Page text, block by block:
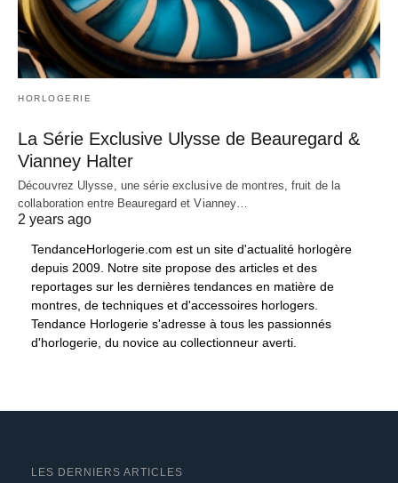
HORLOGERIE
La Série Exclusive Ulysse de Beauregard &
Vianney Halter
Découvrez Ulysse, une série exclusive de montres, fruit de la
collaboration entre Beauregard et Vianney…
2 years ago
TendanceHorlogerie.com est un site d'actualité horlogère
depuis 2009. Notre site propose des articles et des
reportages sur les dernières tendances en matière de
montres, de techniques et d'accessoires horlogers.
Tendance Horlogerie s'adresse à tous les passionnés
d'horlogerie, du novice au collectionneur averti.
LES DERNIERS ARTICLES